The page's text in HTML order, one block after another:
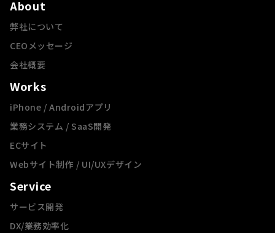
About
弊社について
CEOメッセージ
会社概要
Works
iPhone / Androidアプリ
業務システム / SaaS開発
ECサイト
Webサイト制作 / UI/UXデザイン
Service
サービス開発
DX/業務効率化